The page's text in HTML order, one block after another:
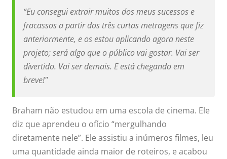
“Eu consegui extrair muitos dos meus sucessos e
fracassos a partir dos três curtas metragens que fiz
anteriormente, e os estou aplicando agora neste
projeto; será algo que o público vai gostar. Vai ser
divertido. Vai ser demais. E está chegando em
breve!"
Braham não estudou em uma escola de cinema. Ele
diz que aprendeu o ofício “mergulhando
diretamente nele”. Ele assistiu a inúmeros filmes, leu
uma quantidade ainda maior de roteiros, e acabou